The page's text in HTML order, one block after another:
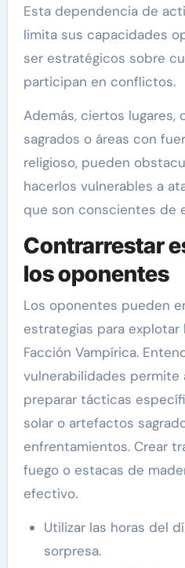
Esta dependencia de
limita sus capacidades
ser estratégicos sobre
participan en conflictos.
Además, ciertos lugares,
sagrados o áreas con
religioso, pueden
hacerlos vulnerables a
que son conscientes de
Contrarrestar
los oponentes
Los oponentes pueden
estrategias para
Facción Vampírica.
vulnerabilidades permite
preparar tácticas
solar o artefactos
enfrentamientos. Crear
fuego o estacas de
efectivo.
Utilizar las horas del
sorpresa.